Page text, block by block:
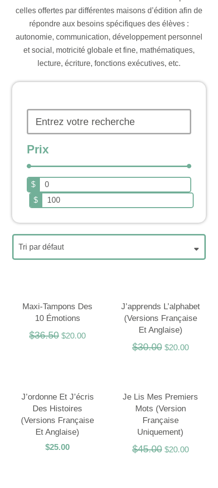
celles offertes par différentes maisons d’édition afin de
répondre aux besoins spécifiques des élèves :
autonomie, communication, développement personnel
et social, motricité globale et fine, mathématiques,
lecture, écriture, fonctions exécutives, etc.
Prix
$
$
Maxi-Tampons Des
10 Émotions
$36.50 $20.00
J’apprends L’alphabet
(versions Française
Et Anglaise)
$30.00 $20.00
J’ordonne Et J’écris
Des Histoires
(Versions Française
Et Anglaise)
$25.00
Je Lis Mes Premiers
Mots (Version
Française
Uniquement)
$45.00 $20.00